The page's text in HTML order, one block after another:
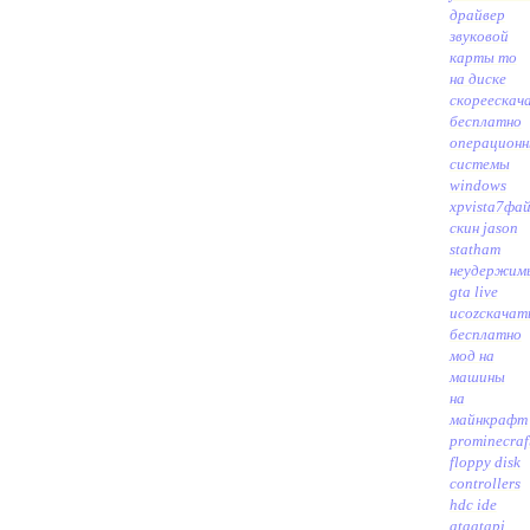
драйвер
звуковой
карты то
на диске
скорее
бесплатно
системы
windows
xpvista7
скин jason
statham
gta live
ucoz
бесплатно
мод на
машины
на
майнкрафт
floppy disk
controllers
hdc ide
ataatapi